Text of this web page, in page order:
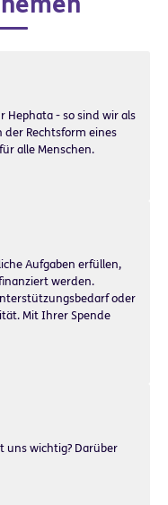
Hephata - so sind wir als
Rechtsform eines
alle Menschen.
Aufgaben erfüllen,
werden.
oder
Mit Ihrer Spende
uns wichtig? Darüber